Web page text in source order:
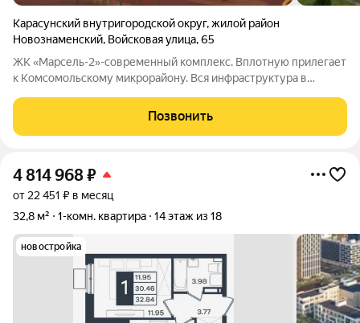
Карасунский внутригородской округ,жилой район
Новознаменский, Войсковая улица,65
ЖК «Марсель-2»-современный комплекс. Вплотную прилегает
к Комсомольскому микрорайону. Вся инфраструктура в
предчистовая отделка. Благоустроенный двор с детской
площадкой. Наземное метро
Позвонить
4 814 968₽
от 22 451 ₽ в месяц
32,8 м²
1-комн. квартира 14 этаж из 18
новостройка